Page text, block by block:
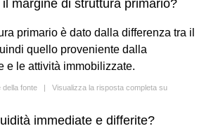
margine di struttura primario?
primario è dato dalla differenza tra il
quello proveniente dalla
e le attività immobilizzate.
della fonte | Visualizza la risposta completa su
immediate e differite?